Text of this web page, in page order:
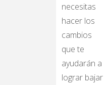
necesitas
hacer los
cambios
que te
ayudarán a
lograr bajar